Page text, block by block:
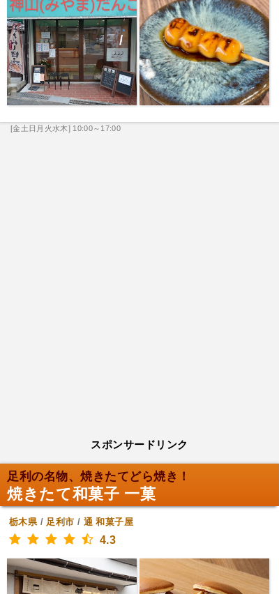
[金土日月火水木] 10:00～17:00
スポンサードリンク
足利の名物、焼きたてどら焼き！
焼きたて和菓子 一菓
栃木県/ 足利市 / 通 和菓子屋
4.3